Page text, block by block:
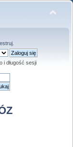
.
i długość sesji